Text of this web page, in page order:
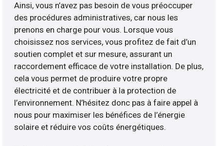
Ainsi, vous n’avez pas besoin de vous préoccuper
des procédures administratives, car nous les
prenons en charge pour vous. Lorsque vous
choisissez nos services, vous profitez de fait d’un
soutien complet et sur mesure, assurant un
raccordement efficace de votre installation. De plus,
cela vous permet de produire votre propre
électricité et de contribuer à la protection de
l’environnement. N’hésitez donc pas à faire appel à
nous pour maximiser les bénéfices de l’énergie
solaire et réduire vos coûts énergétiques.